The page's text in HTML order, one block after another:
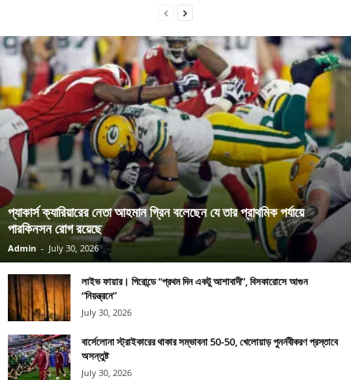
প্যাকার্স ক্যারিয়ারের নেতা আহমান গ্রিন বলেছেন যে তার প্রাথমিক পর্যায়ে
পারকিনসন রোগ রয়েছে
Admin - July 30, 2026
লাইভ ফায়ার। গিরোন্ডে “প্রথম দিন একটু আশাবাদী”, বিসকারোসে আগুন
“নিয়ন্ত্রনে”
July 30, 2026
বার্সেলোনা স্ট্রাইকারের থাকার সম্ভাবনা 50-50, খেলোয়াড় পুনর্নবীকরণ প্রস্তাবে
অসন্তুষ্ট
July 30, 2026